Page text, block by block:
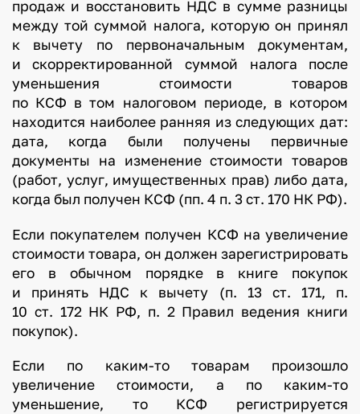
продаж и восстановить НДС в сумме разницы
между той суммой налога, которую он принял
к вычету по первоначальным документам,
и скорректированной суммой налога после
уменьшения стоимости товаров
по КСФ в том налоговом периоде, в котором
находится наиболее ранняя из следующих дат:
дата, когда были получены первичные
документы на изменение стоимости товаров
(работ, услуг, имущественных прав) либо дата,
когда был получен КСФ (пп. 4 п. 3 ст. 170 НК РФ).
Если покупателем получен КСФ на увеличение
стоимости товара, он должен зарегистрировать
его в обычном порядке в книге покупок
и принять НДС к вычету (п. 13 ст. 171, п.
10 ст. 172 НК РФ, п. 2 Правил ведения книги
покупок).
Если по каким-то товарам произошло
увеличение стоимости, а по каким-то
уменьшение, то КСФ регистрируется